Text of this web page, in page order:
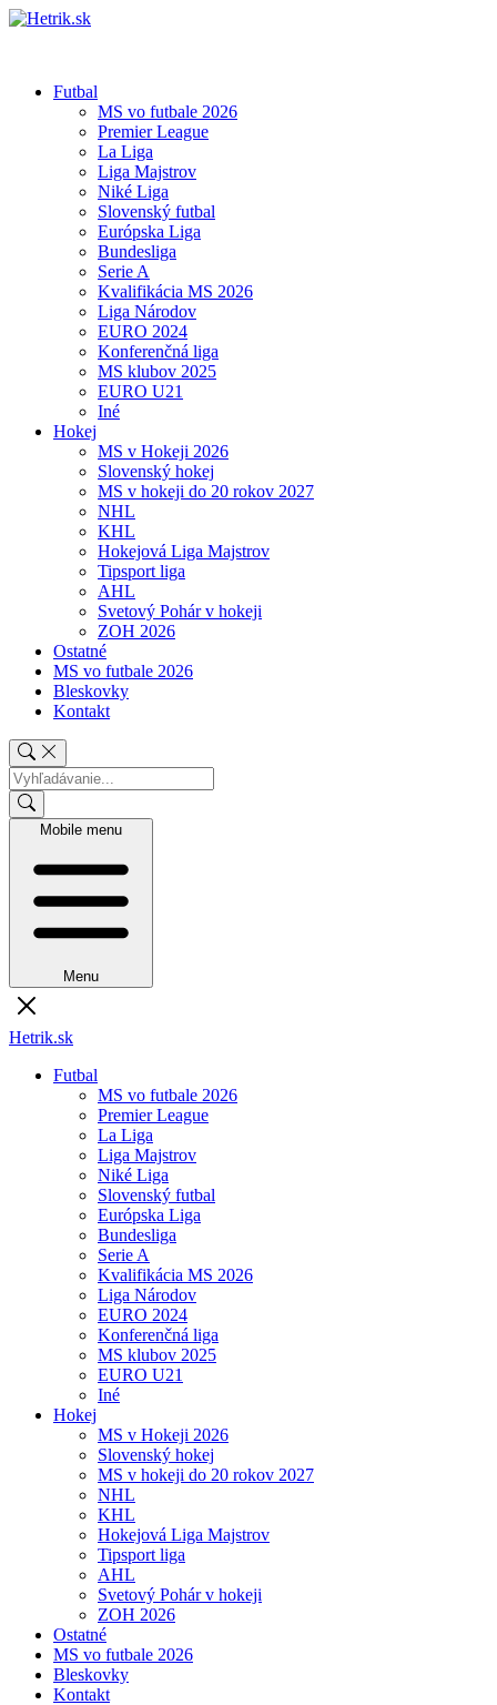
Futbal
MS vo futbale 2026
Premier League
La Liga
Liga Majstrov
Niké Liga
Slovenský futbal
Európska Liga
Bundesliga
Serie A
Kvalifikácia MS 2026
Liga Národov
EURO 2024
Konferenčná liga
MS klubov 2025
EURO U21
Iné
Hokej
MS v Hokeji 2026
Slovenský hokej
MS v hokeji do 20 rokov 2027
NHL
KHL
Hokejová Liga Majstrov
Tipsport liga
AHL
Svetový Pohár v hokeji
ZOH 2026
Ostatné
MS vo futbale 2026
Bleskovky
Kontakt
Mobile menu
Menu
Hetrik.sk
Futbal
MS vo futbale 2026
Premier League
La Liga
Liga Majstrov
Niké Liga
Slovenský futbal
Európska Liga
Bundesliga
Serie A
Kvalifikácia MS 2026
Liga Národov
EURO 2024
Konferenčná liga
MS klubov 2025
EURO U21
Iné
Hokej
MS v Hokeji 2026
Slovenský hokej
MS v hokeji do 20 rokov 2027
NHL
KHL
Hokejová Liga Majstrov
Tipsport liga
AHL
Svetový Pohár v hokeji
ZOH 2026
Ostatné
MS vo futbale 2026
Bleskovky
Kontakt